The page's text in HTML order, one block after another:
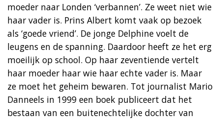
moeder naar Londen ‘verbannen’. Ze weet niet wie
haar vader is. Prins Albert komt vaak op bezoek
als ‘goede vriend’. De jonge Delphine voelt de
leugens en de spanning. Daardoor heeft ze het erg
moeilijk op school. Op haar zeventiende vertelt
haar moeder haar wie haar echte vader is. Maar
ze moet het geheim bewaren. Tot journalist Mario
Danneels in 1999 een boek publiceert dat het
bestaan van een buitenechtelijke dochter van